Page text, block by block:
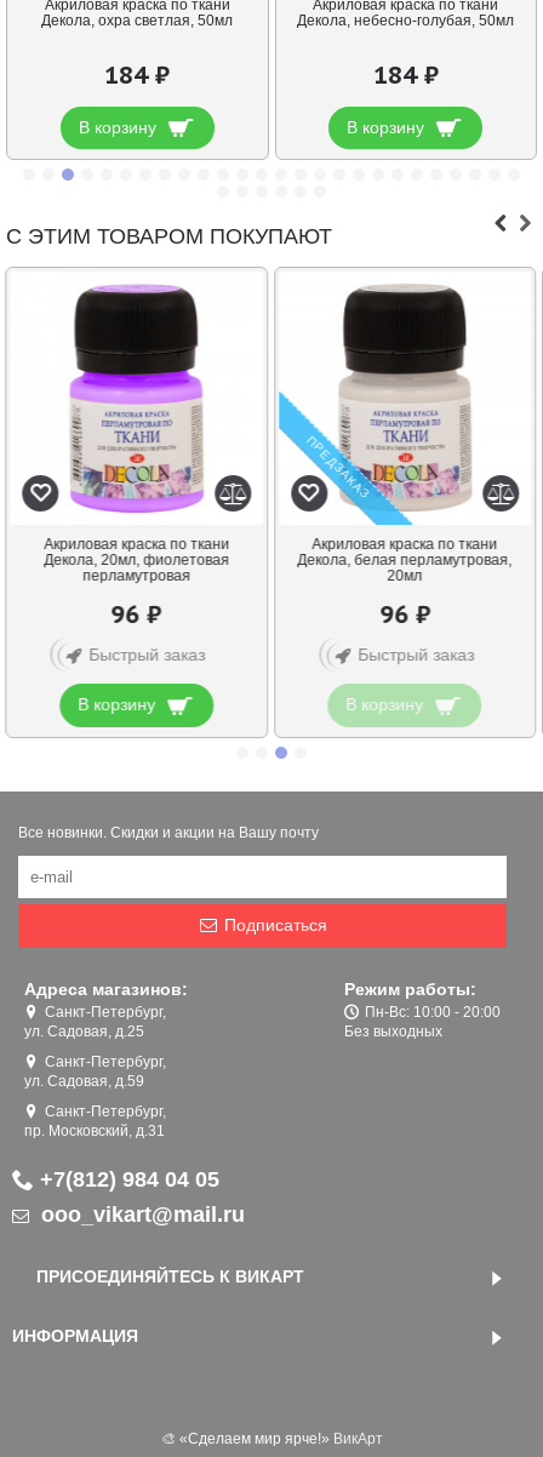
Акриловая краска по ткани
Декола, охра светлая, 50мл
184 ₽
В корзину
Акриловая краска по ткани
Декола, небесно-голубая, 50мл
184 ₽
В корзину
С ЭТИМ ТОВАРОМ ПОКУПАЮТ
ПРЕДЗАКАЗ
Акриловая краска по ткани
Декола, белая перламутровая,
20мл
96 ₽
Быстрый заказ
В корзину
ПРЕДЗАКАЗ
Акриловая краска по ткани
Декола, 20 мл, черная
перламутровая
96 ₽
Быстрый заказ
В корзину
Все новинки. Скидки и акции на Вашу почту
Подписаться
Адреса магазинов:
Санкт-Петербург,
ул. Садовая, д.25
Санкт-Петербург,
ул. Садовая, д.59
Санкт-Петербург,
пр. Московский, д.31
Режим работы:
Пн-Вс: 10:00 - 20:00
Без выходных
+7(812) 984 04 05
ooo_vikart@mail.ru
ПРИСОЕДИНЯЙТЕСЬ К ВИКАРТ
ИНФОРМАЦИЯ
🎨 «‎Сделаем мир ярче!» ВикАрт